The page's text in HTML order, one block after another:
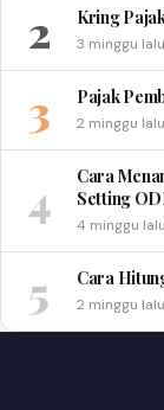
2 Kring
3 minggu lalu
3 Pajak
2 minggu lalu
4
Cara
Setting
4 minggu lalu
5 Cara
2 minggu lalu